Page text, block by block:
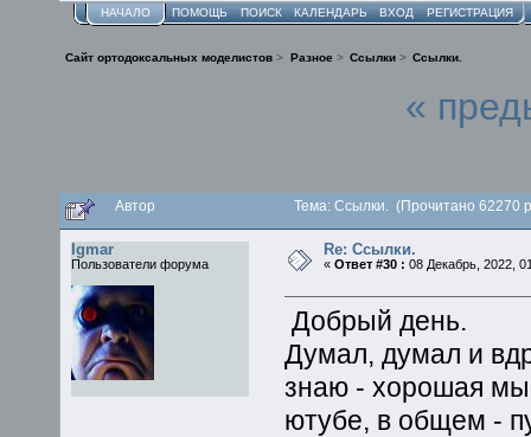
НАЧАЛО ПОМОЩЬ ПОИСК КАЛЕНДАРЬ ВХОД РЕГИСТРАЦИЯ
Сайт ортодоксальных моделистов > Разное > Ссылки> Ссылки.
«
Автор Тема: Ссылки. (Прочитано 62270
Igmar
Пользователи форума
Re: Ссылки.
« Ответ #30 : 08 Декабрь, 2022,
Добрый день.
Думал, думал и
знаю - хорошая
ютубе, в общем -